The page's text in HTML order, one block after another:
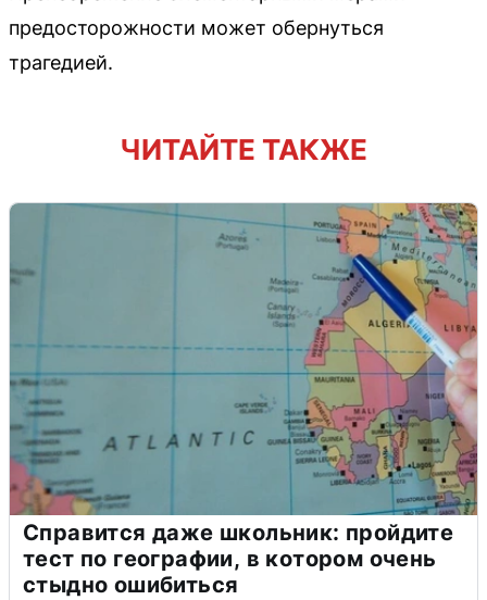
предосторожности может обернуться
трагедией.
ЧИТАЙТЕ ТАКЖЕ
Справится даже школьник: пройдите
тест по географии, в котором очень
стыдно ошибиться